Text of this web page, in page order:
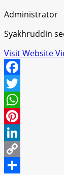
Administrator
Syakhruddin
Visit Website
Facebook
Twitter
WhatsApp
Pinterest
LinkedIn
Copy